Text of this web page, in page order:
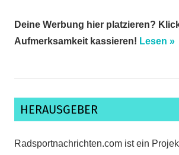
Deine Werbung hier platzieren?
Aufmerksamkeit kassieren! Lesen »
HERAUSGEBER
Radsportnachrichten.com ist ein